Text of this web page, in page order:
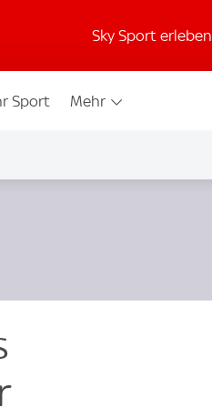
Sky Sport erleben
Sport Mehr